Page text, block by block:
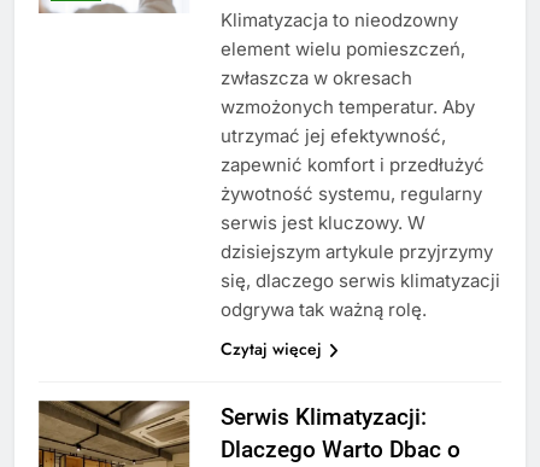
Klimatyzacja to nieodzowny
element wielu pomieszczeń,
zwłaszcza w okresach
wzmożonych temperatur. Aby
utrzymać jej efektywność,
zapewnić komfort i przedłużyć
żywotność systemu, regularny
serwis jest kluczowy. W
dzisiejszym artykule przyjrzymy
się, dlaczego serwis klimatyzacji
odgrywa tak ważną rolę.
Czytaj więcej
Serwis Klimatyzacji:
Dlaczego Warto Dbac o